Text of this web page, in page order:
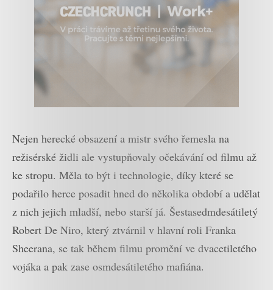
Nejen herecké obsazení a mistr svého řemesla na
režisérské židli ale vystupňovaly očekávání od filmu až
ke stropu. Měla to být i technologie, díky které se
podařilo herce posadit hned do několika období a udělat
z nich jejich mladší, nebo starší já. Šestasedmdesátiletý
Robert De Niro, který ztvárnil v hlavní roli Franka
Sheerana, se tak během filmu promění ve dvacetiletého
vojáka a pak zase osmdesátiletého mafiána.